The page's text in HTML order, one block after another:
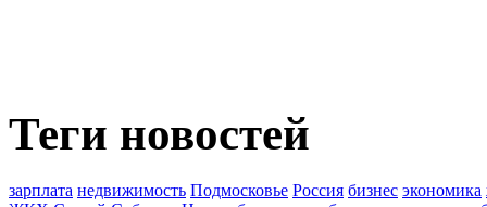
Теги новостей
зарплата недвижимость Подмосковье Россия бизнес экономика